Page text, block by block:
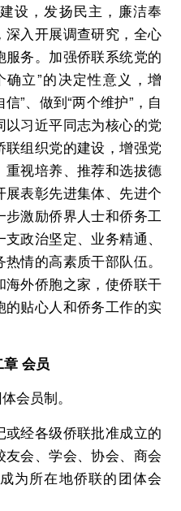
，发扬民主，廉洁奉
入开展调查研究，全心
务。加强侨联系统党的
立”的决定性意义，增
”、做到“两个维护”，自
习近平同志为核心的党
组织党的建设，增强党
视培养、推荐和选拔德
表彰先进集体、先进个
步激励侨界人士和侨务工
政治坚定、业务精通、
情的高素质干部队伍。
外侨胞之家，使侨联干
贴心人和侨务工作的实
章 会员
会员制。
经各级侨联批准成立的
会、学会、协会、商会
为所在地侨联的团体会